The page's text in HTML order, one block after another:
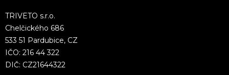
TRIVETO s.r.o.
Chelčického 686
533 51 Pardubice, CZ
IČO: 216 44 322
DIČ: CZ21644322